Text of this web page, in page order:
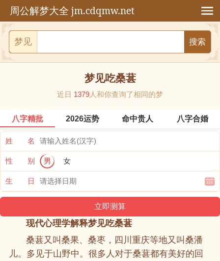
周公解梦大全 jm.cdqmw.net
梦见
梦见吃桑葚
近日 1379人和你查询了相同的梦
八字精批 2026运势 命中贵人 八字合婚
姓 名
性 别 男 女
生 日
现代心理学解释梦见吃桑葚
桑葚又叫桑果、桑枣，四川重庆等地又叫桑潘
儿。多见于山野中。很多人对于桑葚都有美好的回